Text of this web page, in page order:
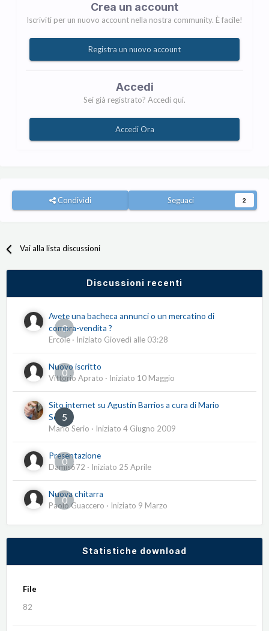
Crea un account
Iscriviti per un nuovo account nella nostra community. È facile!
Registra un nuovo account
Accedi
Sei già registrato? Accedi qui.
Accedi Ora
Condividi Seguaci 2
Vai alla lista discussioni
Discussioni recenti
0
Avete una bacheca annunci o un mercatino di
compra-vendita ?
Ercole · Iniziato Giovedì alle 03:28
0
Nuovo iscritto
Vittorio Aprato · Iniziato 10 Maggio
5
Sito internet su Agustín Barrios a cura di Mario
Serio
Mario Serio · Iniziato 4 Giugno 2009
0
Presentazione
Damis672 · Iniziato 25 Aprile
0
Nuova chitarra
Paolo Guaccero · Iniziato 9 Marzo
Statistiche download
File
82